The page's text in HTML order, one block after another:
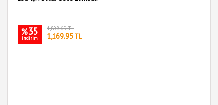
%35
indirim
1,808.65 TL
1,169.95 TL